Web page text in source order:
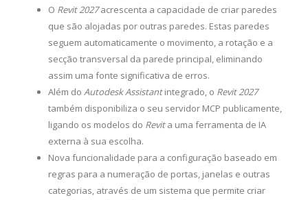
O Revit 2027acrescenta a capacidade de criar paredes
que são alojadas por outras paredes. Estas paredes
seguem automaticamente o movimento, a rotação e a
secção transversal da parede principal, eliminando
assim uma fonte significativa de erros.
Além do Autodesk Assistantintegrado, o Revit 2027
também disponibiliza o seu servidor MCP publicamente,
ligando os modelos do Revita uma ferramenta de IA
externa à sua escolha.
Nova funcionalidade para a configuração baseado em
regras para a numeração de portas, janelas e outras
categorias, através de um sistema que permite criar